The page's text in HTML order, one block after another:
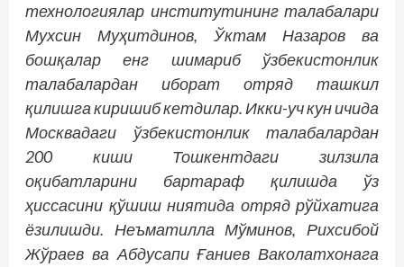
технологиялар институтининг талабалари
Мухсин Муҳитдинов, Ўктам Назаров ва
бошқалар енг шимариб ўзбекистонлик
талабалардан иборат отряд ташкил
қилишга киришиб кетдилар. Икки-уч кун ичида
Москвадаги ўзбекистонлик талабалардан
200 киши Тошкентдаги зилзила
оқибатларини бартараф қилишда ўз
ҳиссасини қўшиш ниятида отряд рўйхатига
ёзилишди. Неъматилла Мўминов, Рихсибой
Жўраев ва Абдусапи Ғаниев Ваколатхонага